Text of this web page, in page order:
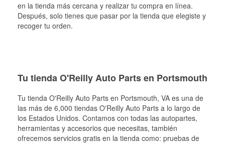
en la tienda más cercana y realizar tu compra en línea.
Después, solo tienes que pasar por la tienda que elegiste y
recoger tu orden.
Tu tienda O'Reilly Auto Parts en Portsmouth
Tu tienda O'Reilly Auto Parts en Portsmouth, VA es una de
las más de 6,000 tiendas O'Reilly Auto Parts a lo largo de
los Estados Unidos. Contamos con todas las autopartes,
herramientas y accesorios que necesitas, también
ofrecemos servicios gratis en la tienda como: pruebas de